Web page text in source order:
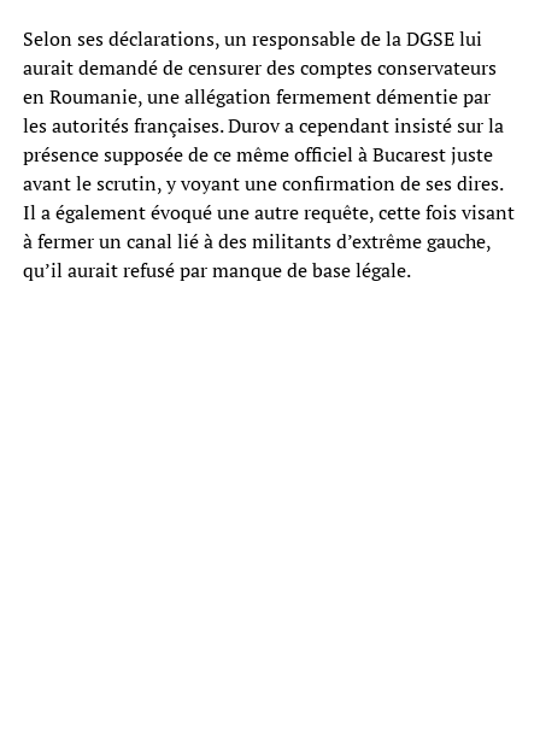
Selon ses déclarations, un responsable de la DGSE lui
aurait demandé de censurer des comptes conservateurs
en Roumanie, une allégation fermement démentie par
les autorités françaises. Durov a cependant insisté sur la
présence supposée de ce même officiel à Bucarest juste
avant le scrutin, y voyant une confirmation de ses dires.
Il a également évoqué une autre requête, cette fois visant
à fermer un canal lié à des militants d’extrême gauche,
qu’il aurait refusé par manque de base légale.